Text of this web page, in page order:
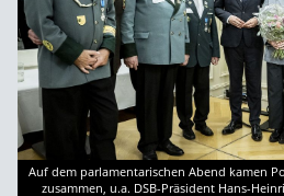
Auf dem parlamentarischen Abend kamen
zusammen, u.a. DSB-Präsident Hans-